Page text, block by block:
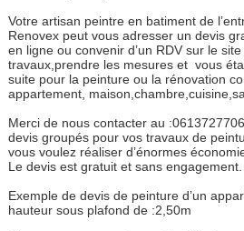
Votre artisan peintre en batiment de
Renovex peut vous adresser un devis
en ligne ou convenir d’un RDV sur le
travaux,prendre les mesures et vous
suite pour la peinture ou la rénovation
appartement,
Merci de nous contacter au
devis groupés pour vos travaux de
vous voulez réaliser d’énormes
Le devis est gratuit et sans engagement.
Exemple de devis de peinture d’un
hauteur sous plafond de :2,50m